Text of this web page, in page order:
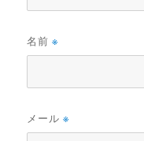
名前※
メール※